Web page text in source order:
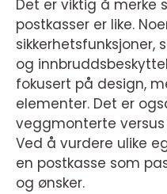
Det er viktig å merke
postkasser er like.
sikkerhetsfunksjoner,
og
fokusert på design,
elementer. Det er
veggmonterte
Ved å vurdere ulike
en postkasse som
og ønsker.